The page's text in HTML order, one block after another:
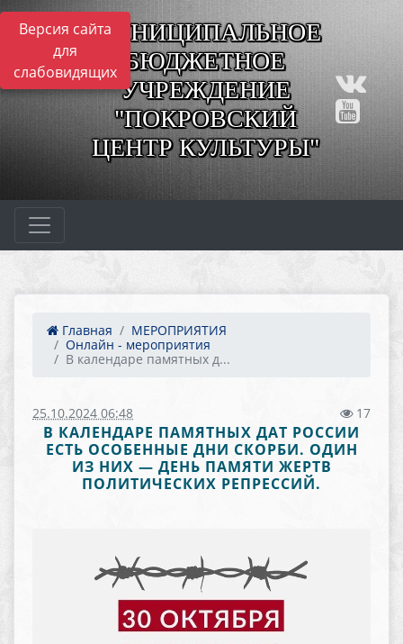
Версия сайта
для
слабовидящих
МУНИЦИПАЛЬНОЕ
БЮДЖЕТНОЕ
УЧРЕЖДЕНИЕ
"ПОКРОВСКИЙ
ЦЕНТР КУЛЬТУРЫ"
Главная
МЕРОПРИЯТИЯ
Онлайн - мероприятия
В календаре памятных д...
25.10.2024 06:48 17
В КАЛЕНДАРЕ ПАМЯТНЫХ ДАТ РОССИИ
ЕСТЬ ОСОБЕННЫЕ ДНИ СКОРБИ. ОДИН
ИЗ НИХ — ДЕНЬ ПАМЯТИ ЖЕРТВ
ПОЛИТИЧЕСКИХ РЕПРЕССИЙ.